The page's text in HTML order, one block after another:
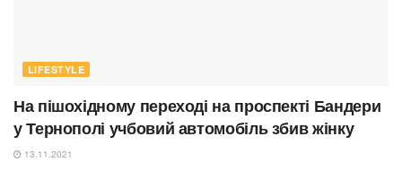
LIFESTYLE
На пішохідному переході на проспекті Бандери
у Тернополі учбовий автомобіль збив жінку
13.11.2021